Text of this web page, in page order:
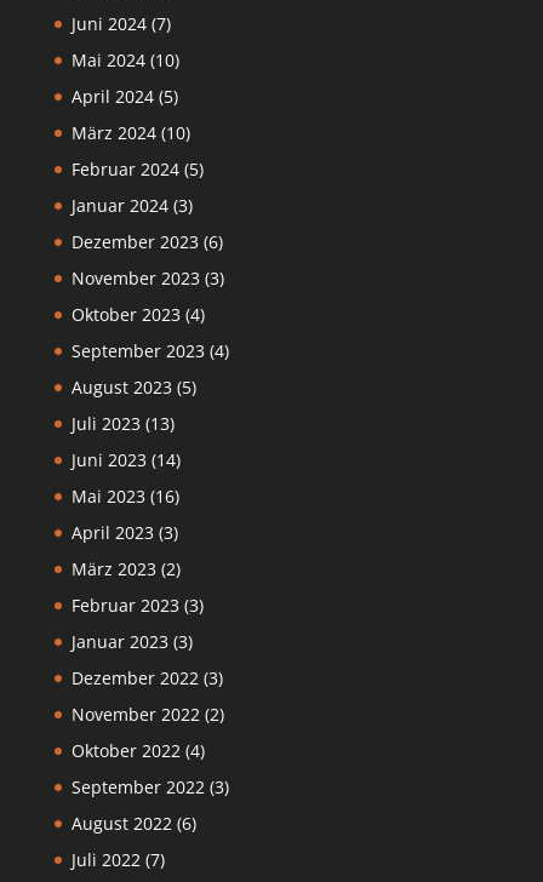
Juni 2024(7)
Mai 2024(10)
April 2024(5)
März 2024(10)
Februar 2024(5)
Januar 2024(3)
Dezember 2023 (6)
November 2023 (3)
Oktober 2023 (4)
September 2023 (4)
August 2023 (5)
Juli 2023 (13)
Juni 2023 (14)
Mai 2023 (16)
April 2023 (3)
März 2023 (2)
Februar 2023 (3)
Januar 2023 (3)
Dezember 2022 (3)
November 2022 (2)
Oktober 2022 (4)
September 2022 (3)
August 2022 (6)
Juli 2022 (7)